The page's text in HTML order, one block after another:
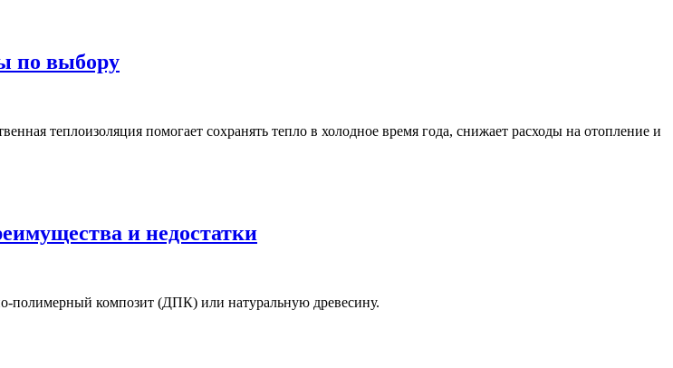
по выбору
теплоизоляция помогает сохранять тепло в холодное время года, снижает расходы на отопление и
и недостатки
полимерный композит (ДПК) или натуральную древесину.